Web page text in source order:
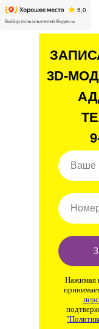
3D-
Ваше
Нажимая